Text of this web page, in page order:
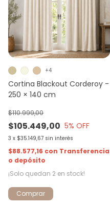
Cortina Blackout Corderoy -
250 × 140 cm
$105.449,00
$110.999,00
5% OFF
3 x $35.149,67 sin interés
$88.577,16 con Transferencia
o depósito
¡Solo quedan 2 en stock!
+4
Comprar